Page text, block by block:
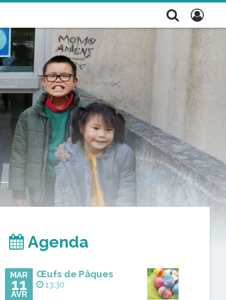
Agenda
MAR
11
AVR
Œufs de Pâques
13:30